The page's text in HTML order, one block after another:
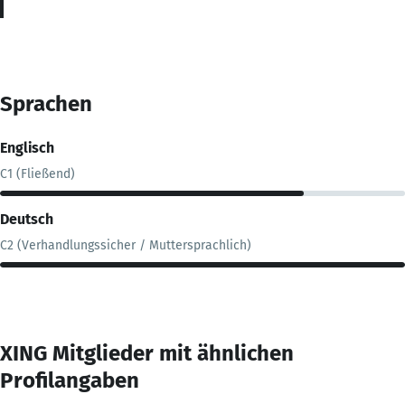
Sprachen
Englisch
C1 (Fließend)
Deutsch
C2 (Verhandlungssicher / Muttersprachlich)
XING Mitglieder mit ähnlichen
Profilangaben